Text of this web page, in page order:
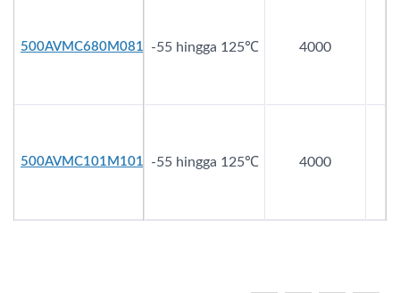
-55 hingga 125℃ 4000
-55 hingga 125℃ 4000
500AVMC680M0810
500AVMC101M1010